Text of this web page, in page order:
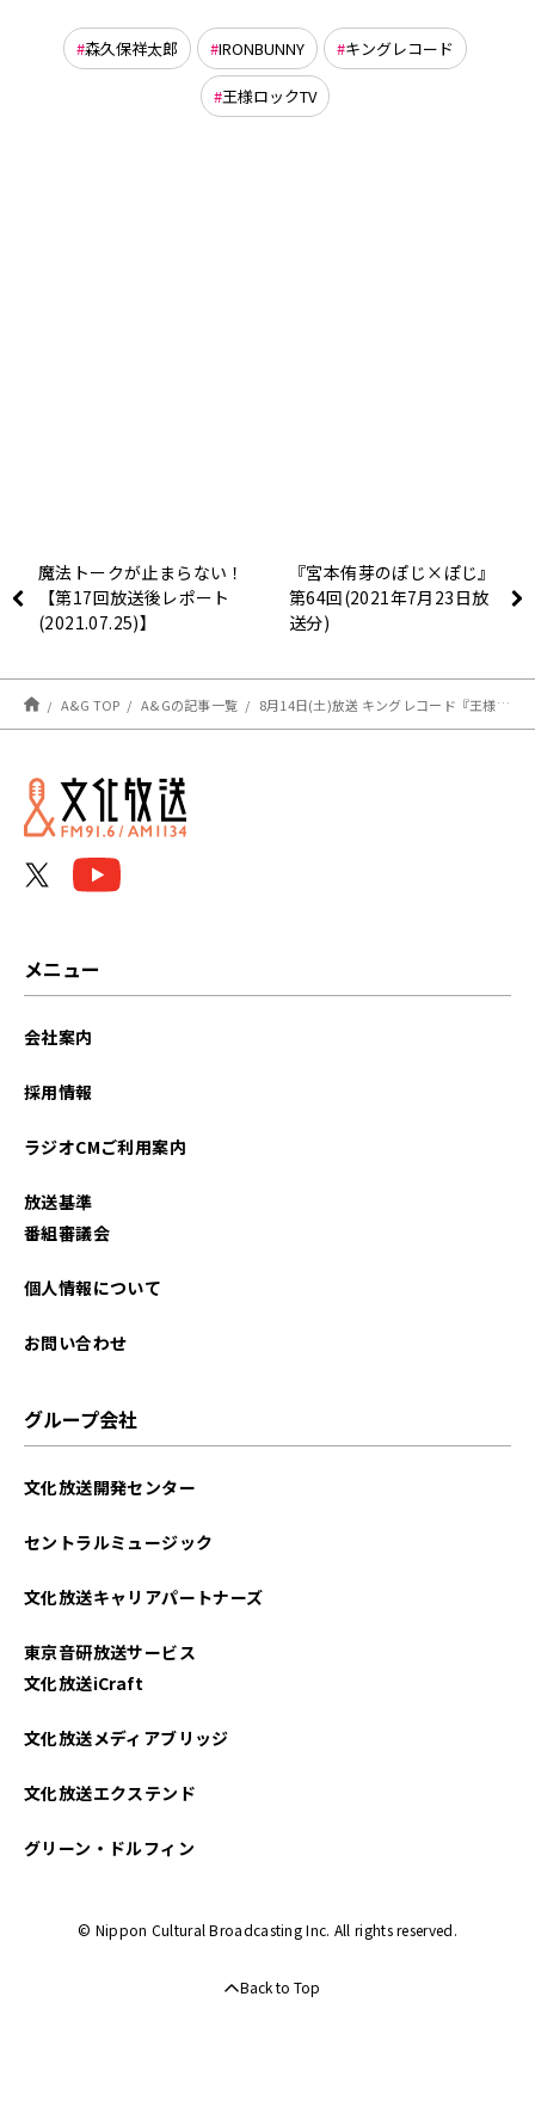
森久保祥太郎 IRONBUNNY キングレコード
王様ロックTV
魔法トークが止まらない！
【第17回放送後レポート
(2021.07.25)】
『宮本侑芽のぽじ×ぽじ』
第64回(2021年7月23日放
送分)
A&G TOP A&Gの記事一覧 8月14日(土)放送 キングレコード『王様ロックTV』とコラボレーションが決定！
メニュー
会社案内
採用情報
ラジオCMご利用案内
放送基準
番組審議会
個人情報について
お問い合わせ
グループ会社
文化放送開発センター
セントラルミュージック
文化放送キャリアパートナーズ
東京音研放送サービス
文化放送iCraft
文化放送メディアブリッジ
文化放送エクステンド
グリーン・ドルフィン
© Nippon Cultural Broadcasting Inc. All rights reserved.
Back to Top